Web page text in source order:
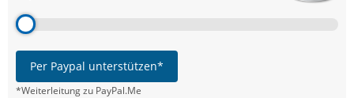
Per Paypal unterstützen*
*Weiterleitung zu PayPal.Me